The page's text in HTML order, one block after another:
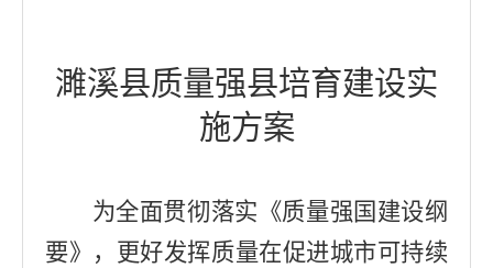
濉溪县质量强县培育建设实
施方案
为全面贯彻落实《质量强国建设纲
要》，
更好发挥质量在促进城市可持续